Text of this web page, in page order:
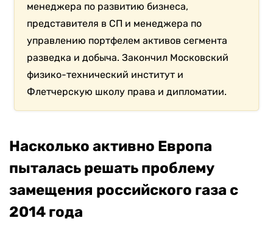
менеджера по развитию бизнеса,
представителя в СП и менеджера по
управлению портфелем активов сегмента
разведка и добыча. Закончил Московский
физико-технический институт и
Флетчерскую школу права и дипломатии.
Насколько активно Европа
пыталась решать проблему
замещения российского газа с
2014 года